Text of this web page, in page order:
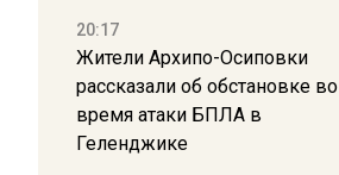
20:17
Жители Архипо-Осиповки
рассказали об обстановке во
время атаки БПЛА в
Геленджике